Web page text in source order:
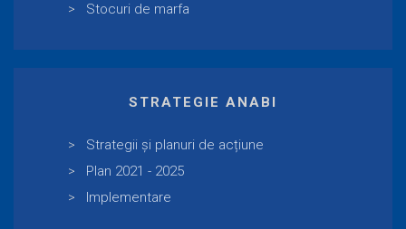
Stocuri de marfa
STRATEGIE ANABI
Strategii și planuri de acțiune
Plan 2021 - 2025
Implementare